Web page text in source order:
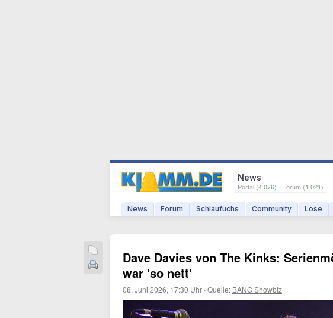
News
Portal (4.076) · Forum (1.021)
News Forum Schlaufuchs Community Lose
Dave Davies von The Kinks:
war 'so nett'
08. Juni 2026, 17:30 Uhr ·Quelle: BANG Showbiz